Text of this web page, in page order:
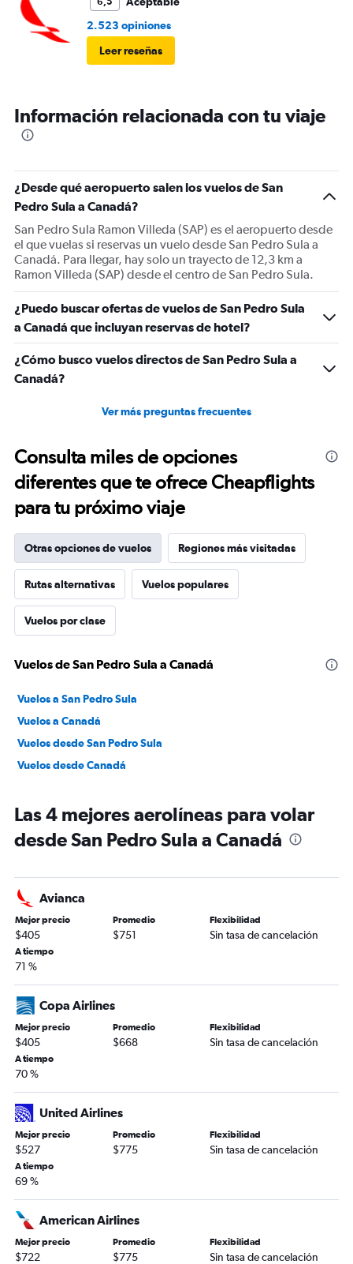
2.523 opiniones
Leer reseñas
Información relacionada con tu viaje
¿Desde qué aeropuerto salen los vuelos de San
Pedro Sula a Canadá?
San Pedro Sula Ramon Villeda (SAP) es el aeropuerto desde
el que vuelas si reservas un vuelo desde San Pedro Sula a
Canadá. Para llegar, hay solo un trayecto de 12,3 km a
Ramon Villeda (SAP) desde el centro de San Pedro Sula.
¿Puedo buscar ofertas de vuelos de San Pedro Sula
a Canadá que incluyan reservas de hotel?
¿Cómo busco vuelos directos de San Pedro Sula a
Canadá?
Ver más preguntas frecuentes
Consulta miles de opciones
diferentes que te ofrece Cheapflights
para tu próximo viaje
Otras opciones de vuelos Regiones más visitadas
Rutas alternativas Vuelos populares
Vuelos por clase
Vuelos de San Pedro Sula a Canadá
Vuelos a San Pedro Sula
Vuelos a Canadá
Vuelos desde San Pedro Sula
Vuelos desde Canadá
Las 4 mejores aerolíneas para volar
desde San Pedro Sula a Canadá
Avianca
Mejor precio
$405
Promedio
$751
Flexibilidad
Sin tasa de cancelación
A tiempo
71 %
Copa Airlines
Mejor precio
$405
Promedio
$668
Flexibilidad
Sin tasa de cancelación
A tiempo
70 %
United Airlines
Mejor precio
$527
Promedio
$775
Flexibilidad
Sin tasa de cancelación
A tiempo
69 %
American Airlines
Mejor precio
$722
Promedio
$775
Flexibilidad
Sin tasa de cancelación